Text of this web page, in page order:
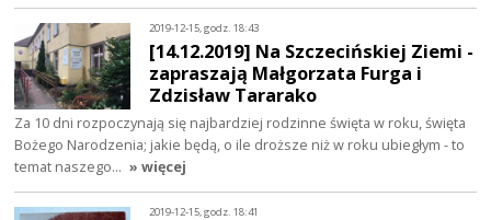
2019-12-15, godz. 18:43
[14.12.2019] Na Szczecińskiej Ziemi -
zapraszają Małgorzata Furga i
Zdzisław Tararako
Za 10 dni rozpoczynają się najbardziej rodzinne święta w roku, święta
Bożego Narodzenia; jakie będą, o ile droższe niż w roku ubiegłym - to
temat naszego… » więcej
2019-12-15, godz. 18:41